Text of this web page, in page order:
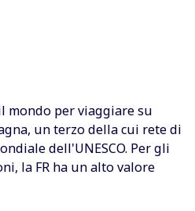
mondo per viaggiare su
un terzo della cui rete di
dell'UNESCO. Per gli
la FR ha un alto valore